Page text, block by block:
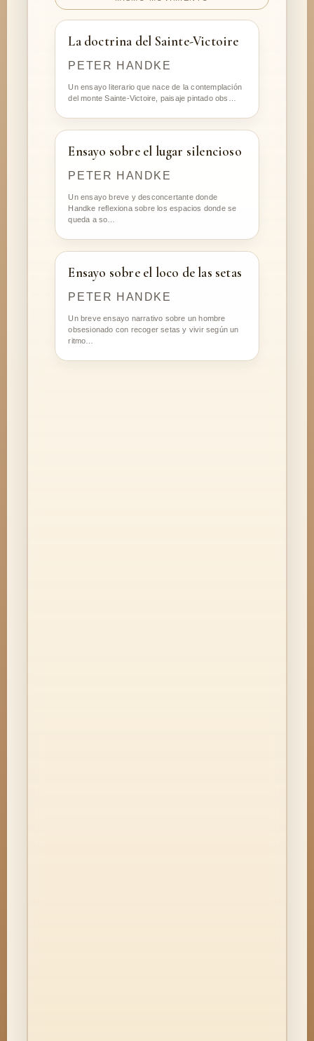
La doctrina del Sainte-Victoire
PETER HANDKE
Un ensayo literario que nace de la contemplación
del monte Sainte-Victoire, paisaje pintado obs…
Ensayo sobre el lugar silencioso
PETER HANDKE
Un ensayo breve y desconcertante donde
Handke reflexiona sobre los espacios donde se
queda a so…
Ensayo sobre el loco de las setas
PETER HANDKE
Un breve ensayo narrativo sobre un hombre
obsesionado con recoger setas y vivir según un
ritmo…